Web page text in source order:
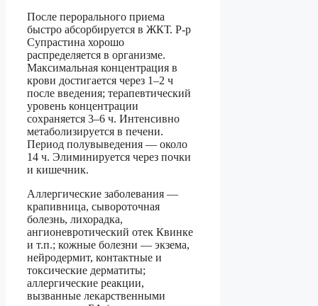
После перорального приема
быстро абсорбируется в ЖКТ. Р-р
Супрастина хорошо
распределяется в организме.
Максимальная концентрация в
крови достигается через 1–2 ч
после введения; терапевтический
уровень концентрации
сохраняется 3–6 ч. Интенсивно
метаболизируется в печени.
Период полувыведения — около
14 ч. Элиминируется через почки
и кишечник.
Аллергические заболевания —
крапивница, сывороточная
болезнь, лихорадка,
ангионевротический отек Квинке
и т.п.; кожные болезни — экзема,
нейродермит, контактные и
токсические дерматиты;
аллергические реакции,
вызванные лекарственными